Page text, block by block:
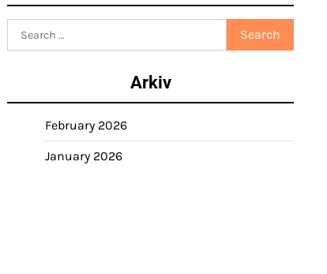
for:
Arkiv
February 2026
January 2026